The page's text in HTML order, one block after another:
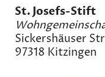
St. Josefs-Stift
Sickershäuser
97318 Kitzingen